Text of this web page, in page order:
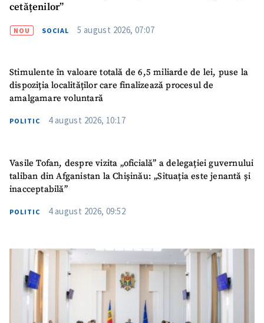
cetățenilor”
NOU SOCIAL 5 august 2026, 07:07
Stimulente în valoare totală de 6,5 miliarde de lei, puse la
dispoziția localităților care finalizează procesul de
amalgamare voluntară
POLITIC 4 august 2026, 10:17
Vasile Tofan, despre vizita „oficială” a delegației guvernului
taliban din Afganistan la Chișinău: „Situația este jenantă și
inacceptabilă”
POLITIC 4 august 2026, 09:52